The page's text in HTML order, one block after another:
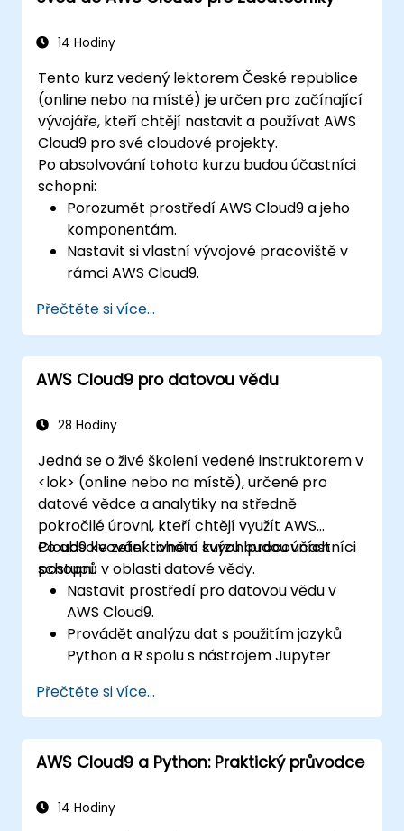
jako služba (SaaS), privátní cloudy a
budou účastníci schopni implementovat
vlastní řešení v cloudu pomocí instancí EC2,
úložišť S3 atd.
14 Hodiny
Tento kurz vedený lektorem České republice
(online nebo na místě) je určen pro začínající
vývojáře, kteří chtějí nastavit a používat AWS
Cloud9 pro své cloudové projekty.
Po absolvování tohoto kurzu budou účastníci
schopni:
Porozumět prostředí AWS Cloud9 a jeho
komponentám.
Nastavit si vlastní vývojové pracoviště v
rámci AWS Cloud9.
v prostředí AWS Cloud9.
Orientovat se v nástrojích pro spolupráci
dostupných v AWS Cloud9.
Přečtěte si více...
AWS Cloud9 pro datovou vědu
28 Hodiny
Jedná se o živé školení vedené instruktorem v
<lok> (online nebo na místě), určené pro
datové vědce a analytiky na středně
pokročilé úrovni, kteří chtějí využít AWS
Cloud9 ke zefektivnění svých pracovních
postupů v oblasti datové vědy.
Po absolvování tohoto kurzu budou účastníci
schopni:
Nastavit prostředí pro datovou vědu v
AWS Cloud9.
Provádět analýzu dat s použitím jazyků
Python a R spolu s nástrojem Jupyter
Integrovat AWS Cloud9 se službami AWS
určenými k práci s daty, jako jsou S3, RDS a
Redshift.
Využívat AWS Cloud9 při vývoji a
Optimalizovat cloudová pracovní
Přečtěte si více...
AWS Cloud9 a Python: Praktický průvodce
14 Hodiny